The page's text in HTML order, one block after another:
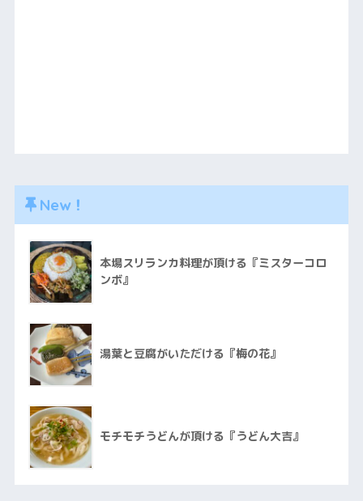
New！
本場スリランカ料理が頂ける『ミスターコロ
ンボ』
湯葉と豆腐がいただける『梅の花』
モチモチうどんが頂ける『うどん大吉』